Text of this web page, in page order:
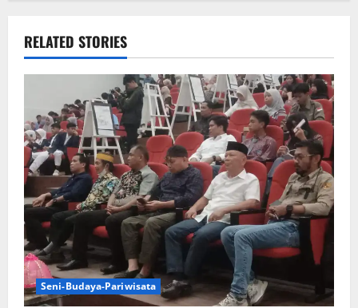
RELATED STORIES
Seni-Budaya-Pariwisata